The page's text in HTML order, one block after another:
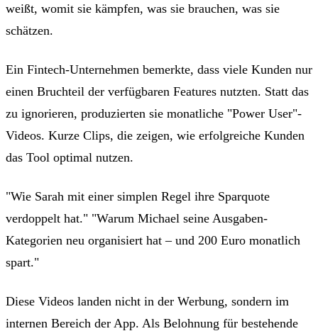
weißt, womit sie kämpfen, was sie brauchen, was sie
schätzen.
Ein Fintech-Unternehmen bemerkte, dass viele Kunden nur
einen Bruchteil der verfügbaren Features nutzten. Statt das
zu ignorieren, produzierten sie monatliche "Power User"-
Videos. Kurze Clips, die zeigen, wie erfolgreiche Kunden
das Tool optimal nutzen.
"Wie Sarah mit einer simplen Regel ihre Sparquote
verdoppelt hat." "Warum Michael seine Ausgaben-
Kategorien neu organisiert hat – und 200 Euro monatlich
spart."
Diese Videos landen nicht in der Werbung, sondern im
internen Bereich der App. Als Belohnung für bestehende